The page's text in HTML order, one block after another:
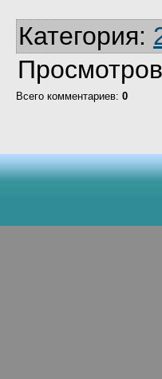
Категория:
Просмотров
Всего комментариев: 0